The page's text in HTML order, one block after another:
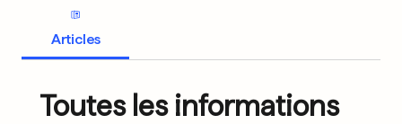
Articles
Toutes les informations